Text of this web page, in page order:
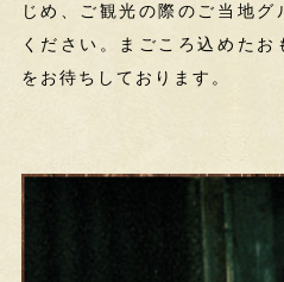
じめ、 ご観光の際のご当地グ
ください。 まごころ込めたお
を お待ちしております。